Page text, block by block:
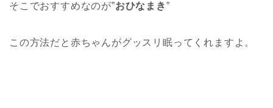
そこでおすすめなのが”おひなまき”
この方法だと赤ちゃんがグッスリ眠ってくれますよ。